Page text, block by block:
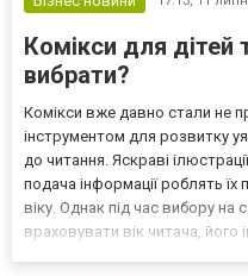
Комікси для дітей
вибрати?
Комікси вже давно стали не
інструментом для розвитку
до читання. Яскраві
подача інформації роблять їх
віку. Однак під час вибору
враховувати вік читача, його